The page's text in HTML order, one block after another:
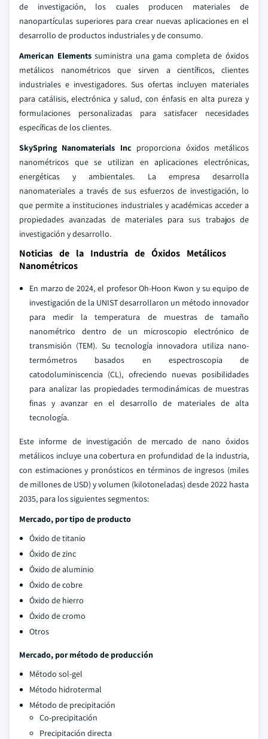
de investigación, los cuales producen materiales de
nanopartículas superiores para crear nuevas aplicaciones en el
desarrollo de productos industriales y de consumo.
American Elementssuministra una gama completa de óxidos
metálicos nanométricos que sirven a científicos, clientes
industriales e investigadores. Sus ofertas incluyen materiales
para catálisis, electrónica y salud, con énfasis en alta pureza y
formulaciones personalizadas para satisfacer necesidades
específicas de los clientes.
SkySpring Nanomaterials Inc proporciona óxidos metálicos
nanométricos que se utilizan en aplicaciones electrónicas,
energéticas y ambientales. La empresa desarrolla
nanomateriales a través de sus esfuerzos de investigación, lo
que permite a instituciones industriales y académicas acceder a
propiedades avanzadas de materiales para sus trabajos de
investigación y desarrollo.
Noticias de la Industria de Óxidos Metálicos
Nanométricos
En marzo de 2024, el profesor Oh-Hoon Kwon y su equipo de
investigación de la UNIST desarrollaron un método innovador
para medir la temperatura de muestras de tamaño
nanométrico dentro de un microscopio electrónico de
transmisión (TEM). Su tecnología innovadora utiliza nano-
termómetros basados en espectroscopia de
catodoluminiscencia (CL), ofreciendo nuevas posibilidades
para analizar las propiedades termodinámicas de muestras
finas y avanzar en el desarrollo de materiales de alta
tecnología.
Este informe de investigación de mercado de nano óxidos
metálicos incluye una cobertura en profundidad de la industria,
con estimaciones y pronósticos en términos de ingresos (miles
de millones de USD) y volumen (kilotoneladas) desde 2022 hasta
2035, para los siguientes segmentos:
Mercado, por tipo de producto
Óxido de titanio
Óxido de zinc
Óxido de aluminio
Óxido de cobre
Óxido de hierro
Óxido de cromo
Otros
Mercado, por método de producción
Método sol-gel
Método hidrotermal
Método de precipitación
Co-precipitación
Precipitación directa